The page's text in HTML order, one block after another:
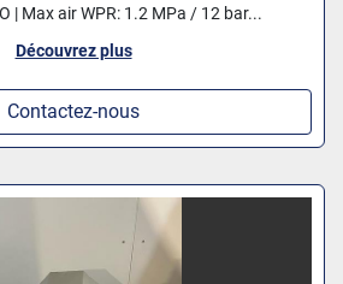
| Max air WPR: 1.2 MPa / 12 bar...
Découvrez plus
Contactez-nous